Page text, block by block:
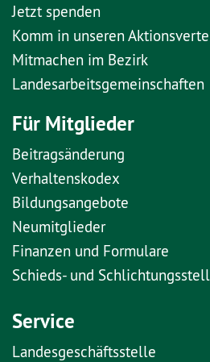
Jetzt spenden
Komm in unseren
Mitmachen im Bezirk
Landesarbeitsgemeinschaften
Für Mitglieder
Beitragsänderung
Verhaltenskodex
Bildungsangebote
Neumitglieder
Finanzen und Formulare
Schieds- und
Service
Landesgeschäftsstelle